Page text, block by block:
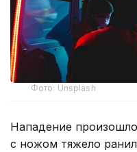
Фото: Unsplash
Нападение
с ножом тяжело